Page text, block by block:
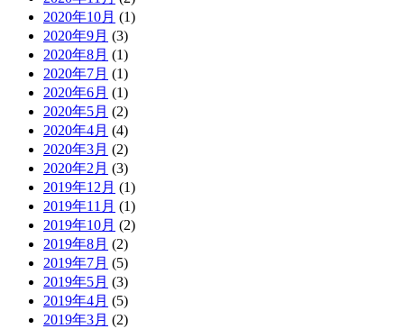
2020年10月 (1)
2020年9月 (3)
2020年8月 (1)
2020年7月 (1)
2020年6月 (1)
2020年5月 (2)
2020年4月 (4)
2020年3月 (2)
2020年2月 (3)
2019年12月 (1)
2019年11月 (1)
2019年10月 (2)
2019年8月 (2)
2019年7月 (5)
2019年5月 (3)
2019年4月 (5)
2019年3月 (2)